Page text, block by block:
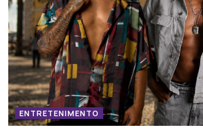
ENTRETENIMENTO